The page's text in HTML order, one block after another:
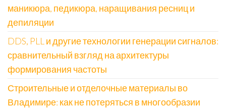
маникюра, педикюра, наращивания ресниц и
депиляции
DDS, PLL и другие технологии генерации сигналов:
сравнительный взгляд на архитектуры
формирования частоты
Строительные и отделочные материалы во
Владимире: как не потеряться в многообразии